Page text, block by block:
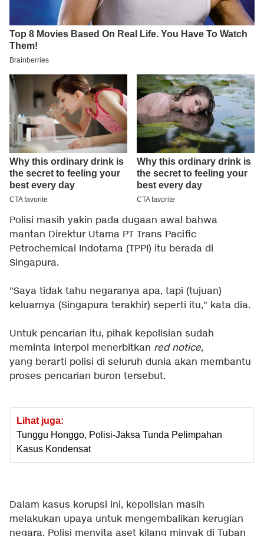
Polisi masih yakin pada dugaan awal bahwa
mantan Direktur Utama PT Trans Pacific
Petrochemical Indotama (TPPI) itu berada di
Singapura.
"Saya tidak tahu negaranya apa, tapi (tujuan)
keluarnya (Singapura terakhir) seperti itu," kata dia.
Untuk pencarian itu, pihak kepolisian sudah
meminta interpol menerbitkan red notice,
yang berarti polisi di seluruh dunia akan membantu
proses pencarian buron tersebut.
Lihat juga:
Tunggu Honggo, Polisi-Jaksa Tunda Pelimpahan
Kasus Kondensat
Dalam kasus korupsi ini, kepolisian masih
melakukan upaya untuk mengembalikan kerugian